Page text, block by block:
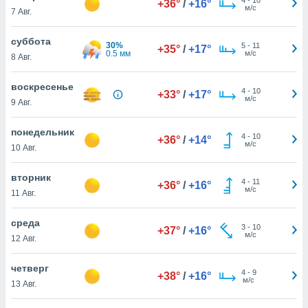
действия
рекламу
нашей
cookie
cookie
в
нашего
7 Авг.
+36° / +16°
м/с
суббота
8 Авг.
30%
0.5 мм
+35° / +17° 5- 11
м/с
воскресенье
9 Авг.
+33° / +17° 4- 10
м/с
понедельник
10 Авг.
+36° / +14° 4- 10
м/с
вторник
11 Авг.
+36° / +16° 4- 11
м/с
среда
12 Авг.
+37° / +16° 3- 10
м/с
четверг
13 Авг.
+38° / +16° 4- 9
м/с